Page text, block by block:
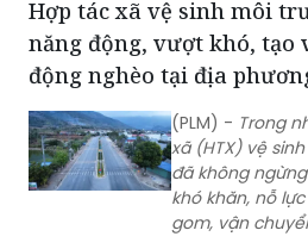
động nghèo tại địa
(PLM) - Trong n
xã (HTX) vệ
đã không
khó khăn, nỗ
gom, vận
xanh tại địa
môi trường
làm, thu nhập
Liên hoan “Bé khỏe, bé